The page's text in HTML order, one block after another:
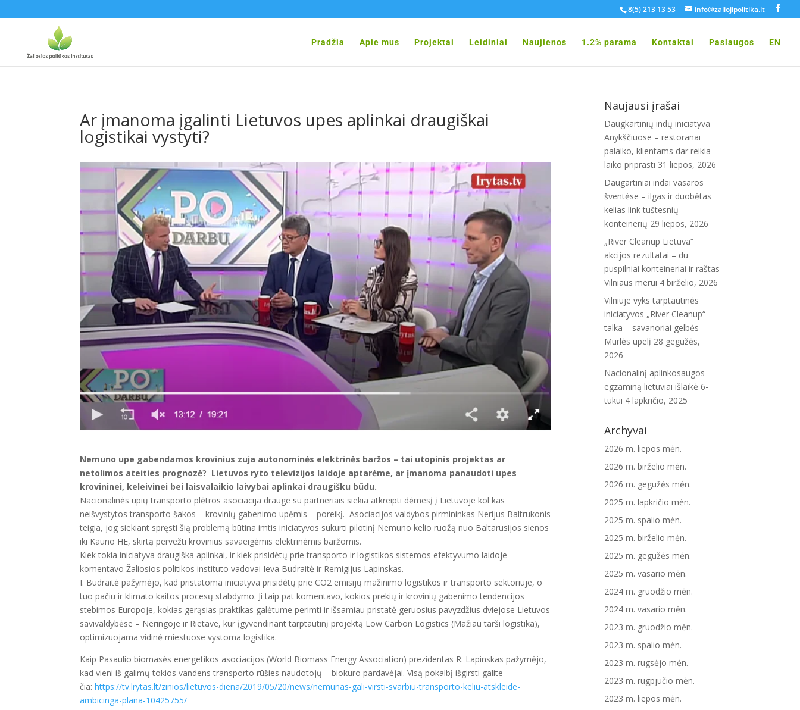
8(5) 213 13 53 info@zaliojipolitika.lt
Pradžia Apie mus Projektai Leidiniai Naujienos 1.2% parama Kontaktai Paslaugos EN
Ar įmanoma įgalinti Lietuvos upes aplinkai draugiškai
logistikai vystyti?
Nemuno upe gabendamos krovinius zuja autonominės elektrinės baržos – tai utopinis projektas ar
netolimos ateities prognozė? Lietuvos ryto televizijos laidoje aptarėme, ar įmanoma panaudoti upes
krovininei, keleivinei bei laisvalaikio laivybai aplinkai draugišku būdu.
Nacionalinės upių transporto plėtros asociacija drauge su partneriais siekia atkreipti dėmesį į Lietuvoje kol kas
neišvystytos transporto šakos – krovinių gabenimo upėmis – poreikį. Asociacijos valdybos pirmininkas Nerijus Baltrukonis
teigia, jog siekiant spręsti šią problemą būtina imtis iniciatyvos sukurti pilotinį Nemuno kelio ruožą nuo Baltarusijos sienos
iki Kauno HE, skirtą pervežti krovinius savaeigėmis elektrinėmis baržomis.
Kiek tokia iniciatyva draugiška aplinkai, ir kiek prisidėtų prie transporto ir logistikos sistemos efektyvumo laidoje
komentavo Žaliosios politikos instituto vadovai Ieva Budraitė ir Remigijus Lapinskas.
I. Budraitė pažymėjo, kad pristatoma iniciatyva prisidėtų prie CO2 emisijų mažinimo logistikos ir transporto sektoriuje, o
tuo pačiu ir klimato kaitos procesų stabdymo. Ji taip pat komentavo, kokios prekių ir krovinių gabenimo tendencijos
stebimos Europoje, kokias gerąsias praktikas galėtume perimti ir išsamiau pristatė geruosius pavyzdžius dviejose Lietuvos
savivaldybėse – Neringoje ir Rietave, kur įgyvendinant tarptautinį projektą Low Carbon Logistics (Mažiau tarši logistika),
optimizuojama vidinė miestuose vystoma logistika.
Kaip Pasaulio biomasės energetikos asociacijos (World Biomass Energy Association) prezidentas R. Lapinskas pažymėjo,
kad vieni iš galimų tokios vandens transporto rūšies naudotojų – biokuro pardavėjai. Visą pokalbį išgirsti galite
čia:https://tv.lrytas.lt/zinios/lietuvos-diena/2019/05/20/news/nemunas-gali-virsti-svarbiu-transporto-keliu-atskleide-
ambicinga-plana-10425755/
Naujausi įrašai
Daugkartinių indų iniciatyva
Anykščiuose – restoranai
palaiko, klientams dar reikia
laiko priprasti 31 liepos, 2026
Daugartiniai indai vasaros
šventėse – ilgas ir duobėtas
kelias link tuštesnių
konteinerių 29 liepos, 2026
„River Cleanup Lietuva“
akcijos rezultatai – du
puspilniai konteineriai ir raštas
Vilniaus merui 4 birželio, 2026
Vilniuje vyks tarptautinės
iniciatyvos „River Cleanup“
talka – savanoriai gelbės
Murlės upelį 28 gegužės,
2026
Nacionalinį aplinkosaugos
egzaminą lietuviai išlaikė 6-
tukui 4 lapkričio, 2025
Archyvai
2026 m. liepos mėn.
2026 m. birželio mėn.
2026 m. gegužės mėn.
2025 m. lapkričio mėn.
2025 m. spalio mėn.
2025 m. birželio mėn.
2025 m. gegužės mėn.
2025 m. vasario mėn.
2024 m. gruodžio mėn.
2024 m. vasario mėn.
2023 m. gruodžio mėn.
2023 m. spalio mėn.
2023 m. rugsėjo mėn.
2023 m. rugpjūčio mėn.
2023 m. liepos mėn.